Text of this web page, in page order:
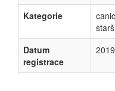
Kategorie
Datum
registrace